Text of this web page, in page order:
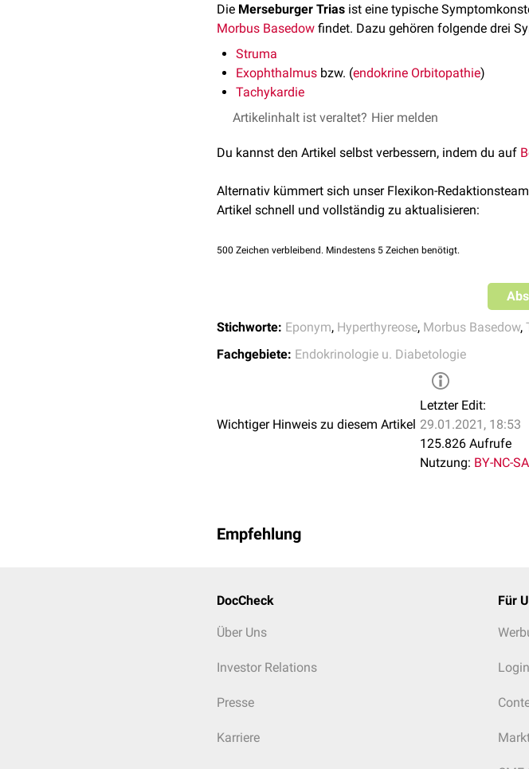
Die Merseburger Trias ist eine typische
Morbus Basedow findet. Dazu gehören folgende drei
Struma
Exophthalmus bzw. (endokrine Orbitopathie)
Tachykardie
Artikelinhalt ist veraltet? Hier melden
Du kannst den Artikel selbst verbessern, indem du auf
Alternativ kümmert sich unser Flexikon-
Artikel schnell und vollständig zu aktualisieren:
500 Zeichen verbleibend. Mindestens 5 Zeichen benötigt.
Stichworte: Eponym, Hyperthyreose, Morbus Basedow,
Fachgebiete: Endokrinologie u. Diabetologie
Wichtiger Hinweis zu diesem Artikel
Letzter Edit:
29.01.2021, 18:53
125.826 Aufrufe
Nutzung: BY-NC-SA
Empfehlung
DocCheck
Über Uns
Investor Relations
Presse
Karriere
Für